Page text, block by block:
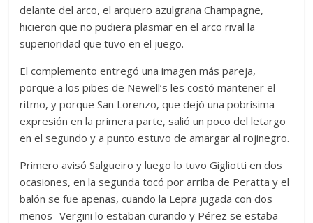
delante del arco, el arquero azulgrana Champagne,
hicieron que no pudiera plasmar en el arco rival la
superioridad que tuvo en el juego.
El complemento entregó una imagen más pareja,
porque a los pibes de Newell’s les costó mantener el
ritmo, y porque San Lorenzo, que dejó una pobrísima
expresión en la primera parte, salió un poco del letargo
en el segundo y a punto estuvo de amargar al rojinegro.
Primero avisó Salgueiro y luego lo tuvo Gigliotti en dos
ocasiones, en la segunda tocó por arriba de Peratta y el
balón se fue apenas, cuando la Lepra jugada con dos
menos -Vergini lo estaban curando y Pérez se estaba